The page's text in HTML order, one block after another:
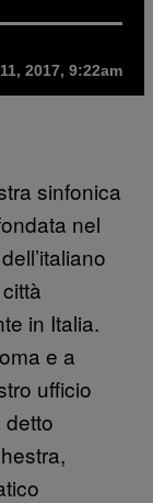
2017, 9:22am
sinfonica
nel
in Italia.
e a
ufficio
detto